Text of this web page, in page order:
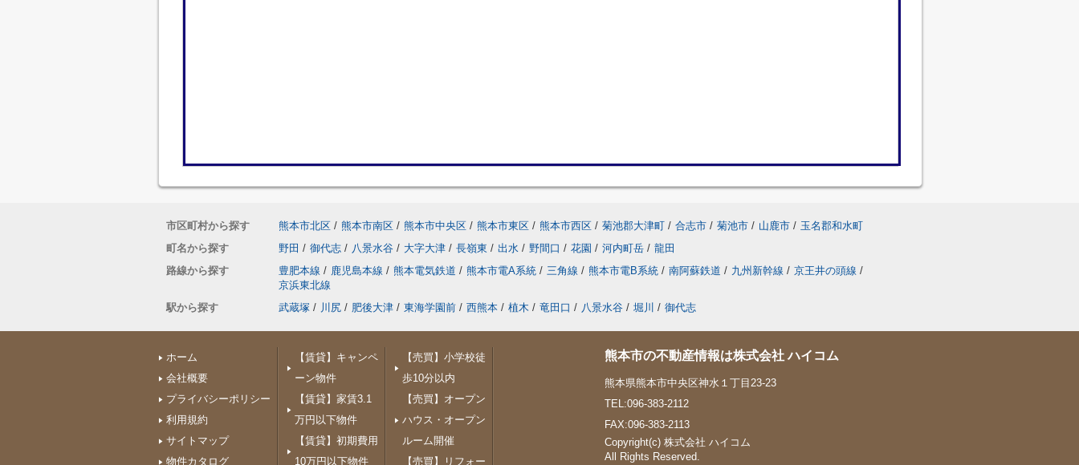
市区町村から探す 熊本市北区 / 熊本市南区 / 熊本市中央区 / 熊本市東区 / 熊本市西区 / 菊池郡大津町 / 合志市 / 菊池市 / 山鹿市 / 玉名郡和水町
町名から探す
野田 / 御代志 / 八景水谷 / 大字大津 / 長嶺東 / 出水 / 野間口 / 花園 / 河内町岳 / 龍田
路線から探す
豊肥本線 / 鹿児島本線 / 熊本電気鉄道 / 熊本市電A系統 / 三角線 / 熊本市電B系統 / 南阿蘇鉄道 / 九州新幹線 / 京王井の頭線 /
京浜東北線
駅から探す
武蔵塚 / 川尻 / 肥後大津 / 東海学園前 / 西熊本 / 植木 / 竜田口 / 八景水谷 / 堀川 / 御代志
ホーム
会社概要
プライバシーポリシー
利用規約
サイトマップ
物件カタログ
【賃貸】キャンペ
ーン物件
【賃貸】家賃3.1
万円以下物件
【賃貸】初期費用
10万円以下物件
【売買】小学校徒
歩10分以内
【売買】オープン
ハウス・オープン
ルーム開催
【売買】リフォー
熊本市の不動産情報は株式会社 ハイコム
熊本県熊本市中央区神水１丁目23-23
TEL:096-383-2112
FAX:096-383-2113
Copyright(c) 株式会社 ハイコム
All Rights Reserved.